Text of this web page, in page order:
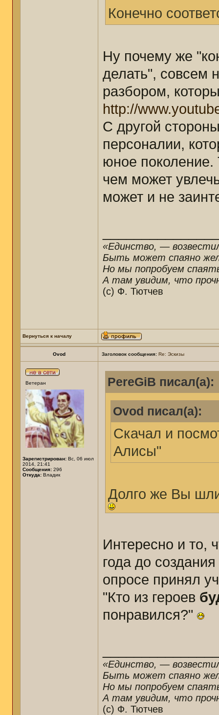
Конечно
Ну почему же
делать", совсем
разбором,
http://
С другой
персоналии,
юное
чем может
может и не
«Единство, —
Быть может спаяно
Но мы попробуем
А там увидим, что
(c) Ф. Тютчев
Вернуться к началу
Ovod Заголовок сообщения: Re: Эскизы
Ветеран
Зарегистрирован: Вс, 06 июл
2014, 21:41
Сообщения: 296
Откуда: Владик
PereGiB писал(а):
Ovod писал(а):
Скачал и
Алисы"
Долго же Вы
Интересно и то,
года до
опросе принял
"Кто из героев
понравился?"
«Единство, —
Быть может спаяно
Но мы попробуем
А там увидим, что
(c) Ф. Тютчев